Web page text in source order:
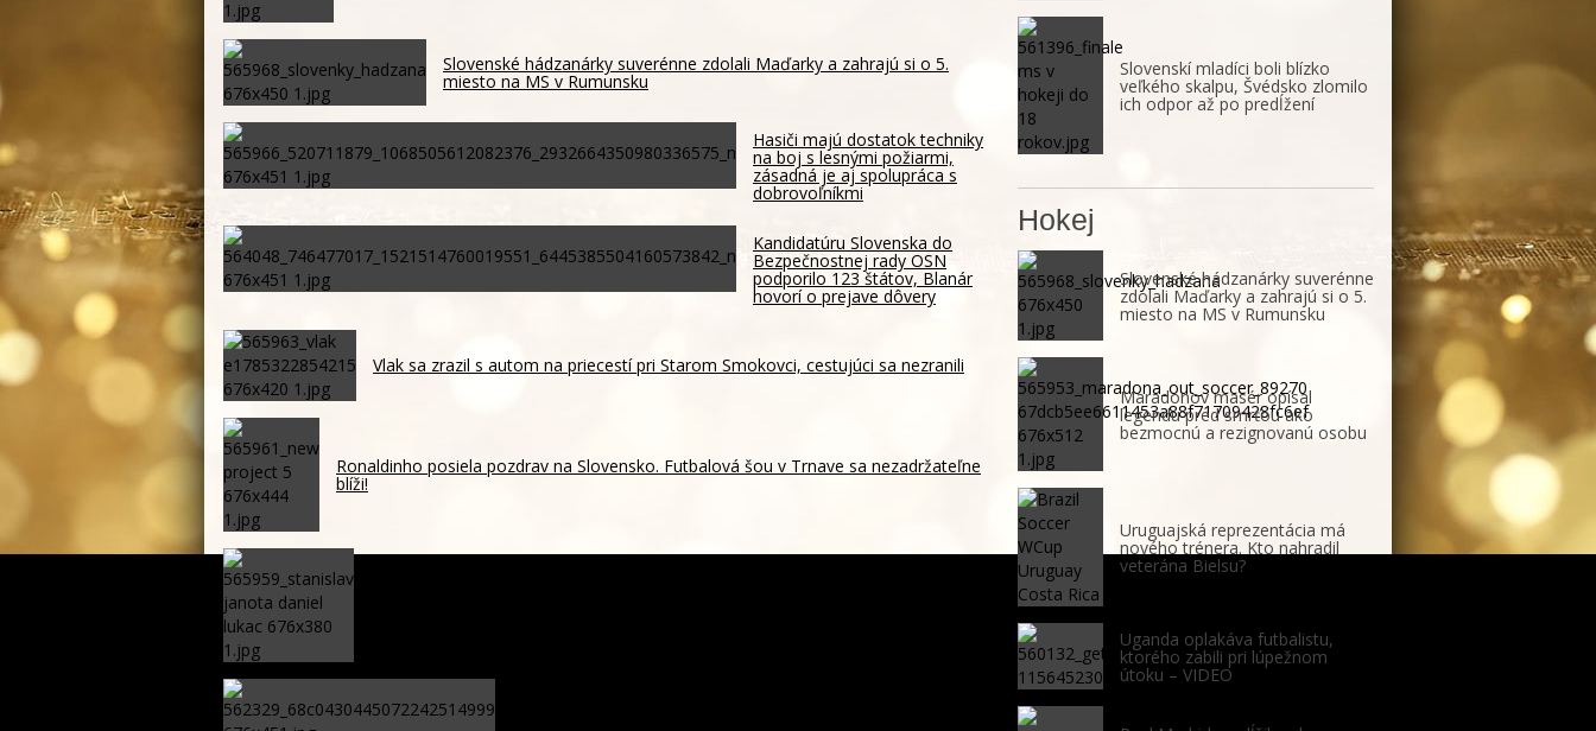
Slovenské hádzanárky suverénne zdolali Maďarky a zahrajú si o 5.
miesto na MS v Rumunsku
Hasiči majú dostatok techniky
na boj s lesnými požiarmi,
zásadná je aj spolupráca s
dobrovoľníkmi
Kandidatúru Slovenska do
Bezpečnostnej rady OSN
podporilo 123 štátov, Blanár
hovorí o prejave dôvery
Vlak sa zrazil s autom na priecestí pri Starom Smokovci, cestujúci sa nezranili
Ronaldinho posiela pozdrav na Slovensko. Futbalová šou v Trnave sa nezadržateľne
blíži!
Slovenskí mladíci boli blízko
veľkého skalpu, Švédsko zlomilo
ich odpor až po predĺžení
Hokej
Slovenské hádzanárky suverénne
zdolali Maďarky a zahrajú si o 5.
miesto na MS v Rumunsku
Maradonov masér opísal
legendu pred smrťou ako
bezmocnú a rezignovanú osobu
Uruguajská reprezentácia má
nového trénera. Kto nahradil
veterána Bielsu?
Uganda oplakáva futbalistu,
ktorého zabili pri lúpežnom
útoku – VIDEO